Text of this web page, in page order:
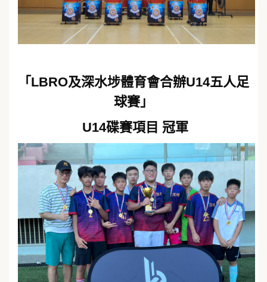
「LBRO及深水埗體育會合辦U14五人足
球賽」
U14碟賽項目 冠軍